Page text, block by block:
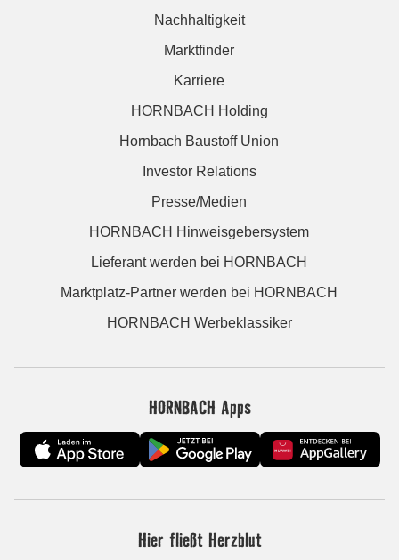
Nachhaltigkeit
Marktfinder
Karriere
HORNBACH Holding
Hornbach Baustoff Union
Investor Relations
Presse/Medien
HORNBACH Hinweisgebersystem
Lieferant werden bei HORNBACH
Marktplatz-Partner werden bei HORNBACH
HORNBACH Werbeklassiker
HORNBACH Apps
Hier fließt Herzblut